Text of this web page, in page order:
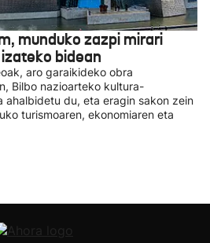
munduko zazpi mirari
bidean
aro garaikideko obra
Bilbo nazioarteko kultura-
ahalbidetu du, eta eragin sakon zein
turismoaren, ekonomiaren eta